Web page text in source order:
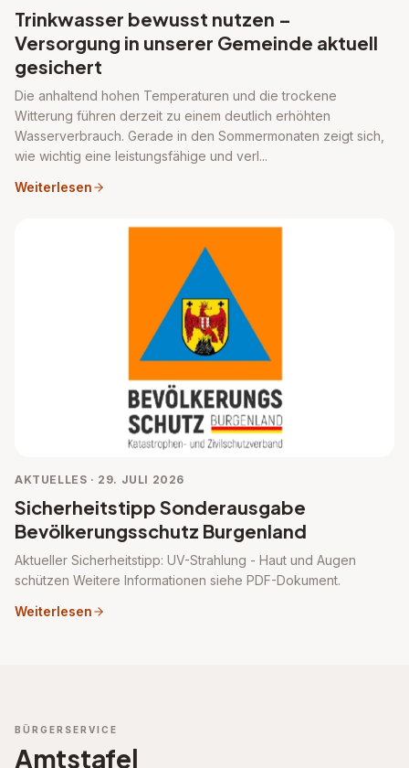
Trinkwasser bewusst nutzen –
Versorgung in unserer Gemeinde aktuell
gesichert
Die anhaltend hohen Temperaturen und die trockene
Witterung führen derzeit zu einem deutlich erhöhten
Wasserverbrauch. Gerade in den Sommermonaten zeigt sich,
wie wichtig eine leistungsfähige und verl...
Weiterlesen
AKTUELLES · 29. JULI 2026
Sicherheitstipp Sonderausgabe
Bevölkerungsschutz Burgenland
Aktueller Sicherheitstipp: UV-Strahlung - Haut und Augen
schützen Weitere Informationen siehe PDF-Dokument.
Weiterlesen
BÜRGERSERVICE
Amtstafel